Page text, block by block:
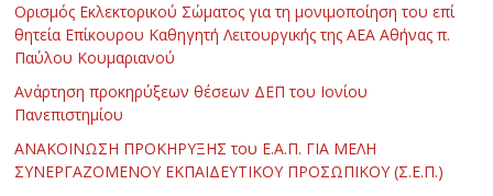
Ορισμός Εκλεκτορικού Σώματος για τη μονιμοποίηση του επί
θητεία Επίκουρου Καθηγητή Λειτουργικής της ΑΕΑ Αθήνας π.
Παύλου Κουμαριανού
Ανάρτηση προκηρύξεων θέσεων ΔΕΠ του Ιονίου
Πανεπιστημίου
ΑΝΑΚΟΙΝΩΣΗ ΠΡΟΚΗΡΥΞΗΣ του Ε.Α.Π. ΓΙΑ ΜΕΛΗ
ΣΥΝΕΡΓΑΖΟΜΕΝΟΥ ΕΚΠΑΙΔΕΥΤΙΚΟΥ ΠΡΟΣΩΠΙΚΟΥ (Σ.Ε.Π.)